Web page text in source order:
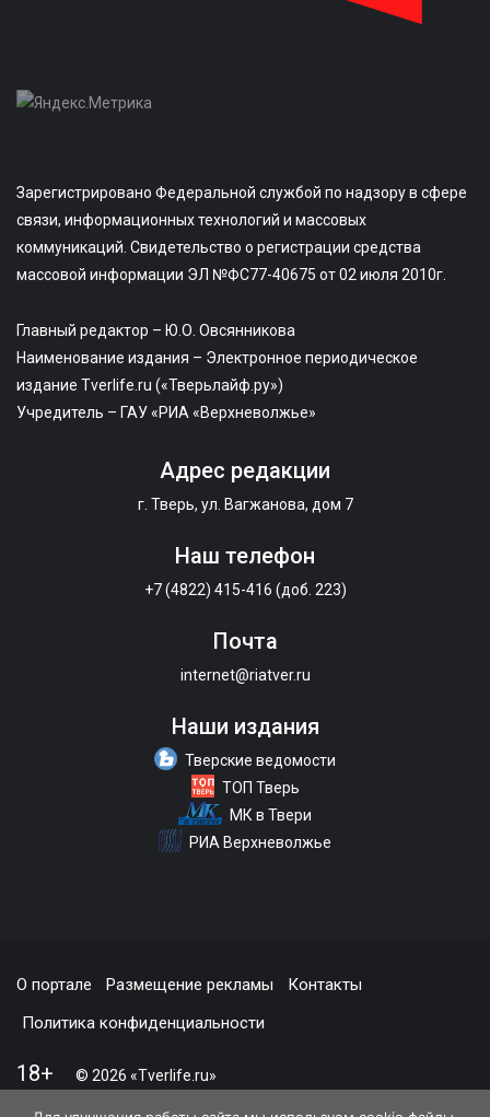
Зарегистрировано Федеральной службой по надзору в сфере
связи, информационных технологий и массовых
коммуникаций. Свидетельство о регистрации средства
массовой информации ЭЛ №ФС77-40675 от 02 июля 2010г.
Главный редактор – Ю.О. Овсянникова
Наименование издания – Электронное периодическое
издание Tverlife.ru («Тверьлайф.ру»)
Учредитель – ГАУ «РИА «Верхневолжье»
Адрес редакции
г. Тверь, ул. Вагжанова, дом 7
Наш телефон
+7 (4822) 415-416 (доб. 223)
Почта
internet@riatver.ru
Наши издания
Тверские ведомости
ТОП Тверь
МК в Твери
РИА Верхневолжье
О портале Размещение рекламы
Контакты
Политика конфиденциальности
18+ © 2026 «Tverlife.ru»